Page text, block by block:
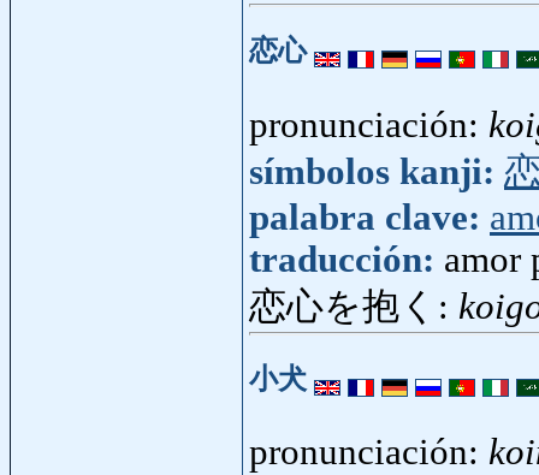
恋心
pronunciación:
símbolos kanji:
palabra clave:
traducción: amor
恋心を抱く:
小犬
pronunciación: